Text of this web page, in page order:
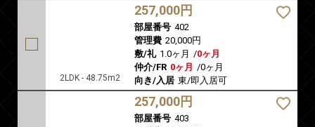
2LDK - 48.75m2
257,000円
部屋番号 402
管理費 20,000円
敷/礼 1.0ヶ月 /0ヶ月
仲介/FR 0ヶ月 /0ヶ月
向き/入居 東/即入居可
257,000円
部屋番号 403